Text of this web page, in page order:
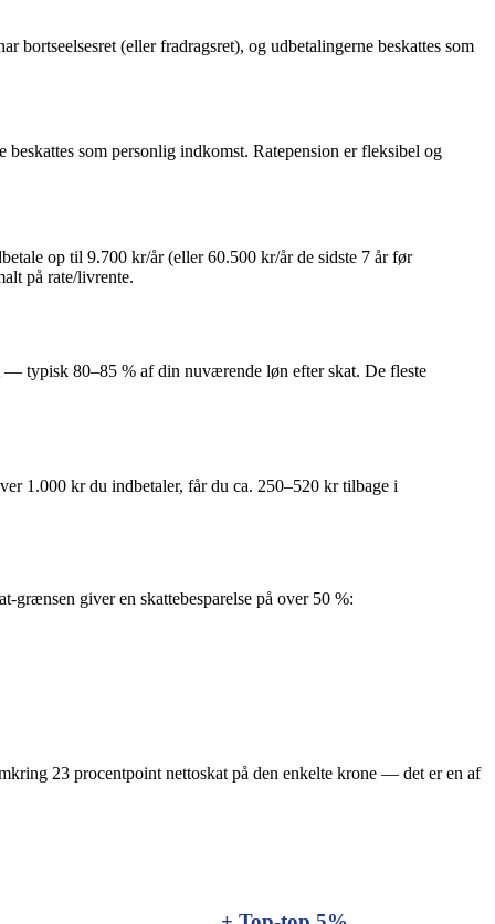
bortseelsesret (eller fradragsret), og udbetalingerne beskattes som
beskattes som personlig indkomst. Ratepension er fleksibel og
op til 9.700 kr/år (eller 60.500 kr/år de sidste 7 år før
på rate/livrente.
— typisk 80–85 % af din nuværende løn efter skat. De fleste
1.000 kr du indbetaler, får du ca. 250–520 kr tilbage i
giver en skattebesparelse på over 50 %:
23 procentpoint nettoskat på den enkelte krone — det er en af